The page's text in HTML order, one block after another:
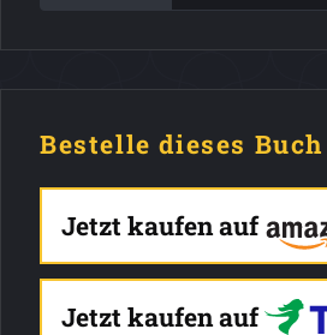
Bestelle dieses
Jetzt kaufen auf
Jetzt kaufen auf